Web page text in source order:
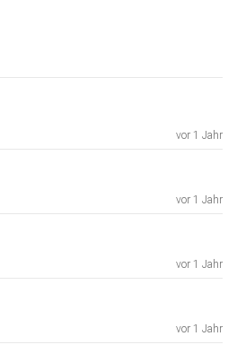
vor 1 Jahr
vor 1 Jahr
vor 1 Jahr
vor 1 Jahr